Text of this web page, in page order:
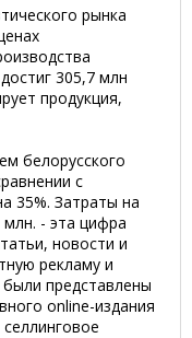
рынка
305,7 млн
продукция,
белорусского
с
35%. Затраты на
- эта цифра
новости и
рекламу и
представлены
online-издания